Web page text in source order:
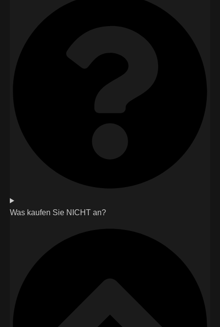
Was kaufen Sie NICHT an?